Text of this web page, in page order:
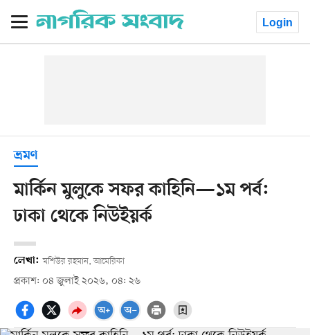
Login
ভ্রমণ
মার্কিন মুলুকে সফর কাহিনি—১ম পর্ব:
ঢাকা থেকে নিউইয়র্ক
লেখা: মশিউর রহমান, আমেরিকা
প্রকাশ: ০৪ জুলাই ২০২৬, ০৪: ২৬